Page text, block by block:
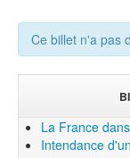
Ce billet n'a pas
La France
Intendance